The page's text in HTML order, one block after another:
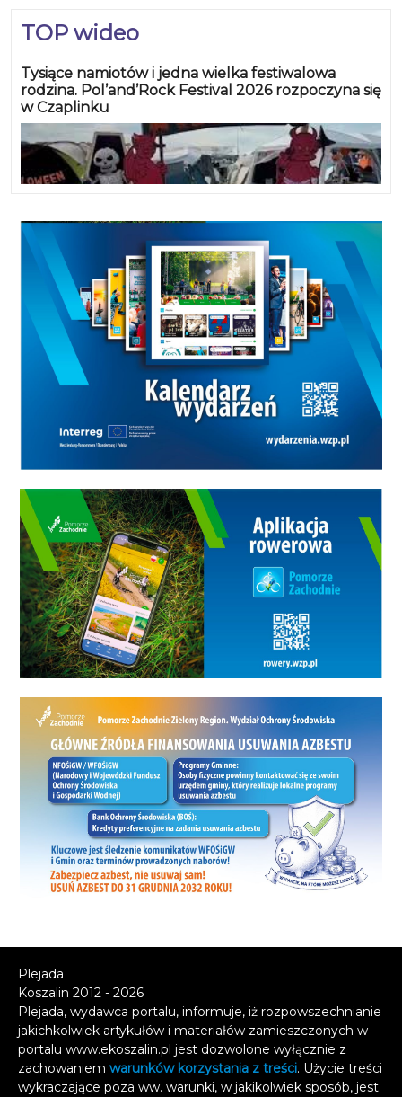
TOP wideo
Tysiące namiotów i jedna wielka festiwalowa
rodzina. Pol’and’Rock Festival 2026 rozpoczyna się
w Czaplinku
Plejada
Koszalin 2012 - 2026
Plejada, wydawca portalu, informuje, iż rozpowszechnianie
jakichkolwiek artykułów i materiałów zamieszczonych w
portalu www.ekoszalin.pl jest dozwolone wyłącznie z
zachowaniem warunków korzystania z treści. Użycie treści
wykraczające poza ww. warunki, w jakikolwiek sposób, jest